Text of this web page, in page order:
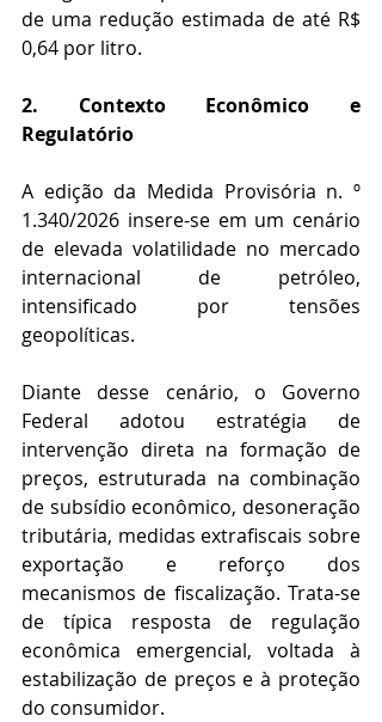
de uma redução estimada de até R$
0,64 por litro.
2. Contexto Econômico e
Regulatório
A edição da Medida Provisória n. º
1.340/2026 insere-se em um cenário
de elevada volatilidade no mercado
internacional de petróleo,
intensificado por tensões
geopolíticas.
Diante desse cenário, o Governo
Federal adotou estratégia de
intervenção direta na formação de
preços, estruturada na combinação
de subsídio econômico, desoneração
tributária, medidas extrafiscais sobre
exportação e reforço dos
mecanismos de fiscalização. Trata-se
de típica resposta de regulação
econômica emergencial, voltada à
estabilização de preços e à proteção
do consumidor.